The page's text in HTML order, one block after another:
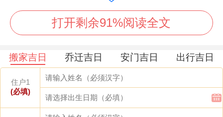
：祭祀，会亲友、订盟，裁衣、合帐，安
机械、拆卸，上梁、安门，入殓、除服，成
绘、入学，出行、起基，定磉、放水，移
徙、入宅，竖柱、立券，经络。
忌：伐木、作梁
打开剩余91%阅读全文
搬家吉日 乔迁吉日 安门吉日 出行吉日
住户1
(必填)